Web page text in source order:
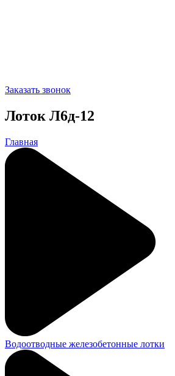
Заказать звонок
Лоток Л6д-12
Главная
Водоотводные железобетонные лотки